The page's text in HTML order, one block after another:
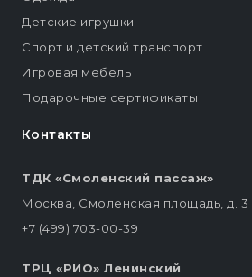
Контакты
ТДК «Смоленский пассаж»
Москва, Смоленская площадь, д. 3
+7 (499) 703-00-39
ТРЦ «РИО» Ленинский
Детские игрушки
Спорт и детский транспорт
Игровая мебель
Подарочные сертификаты